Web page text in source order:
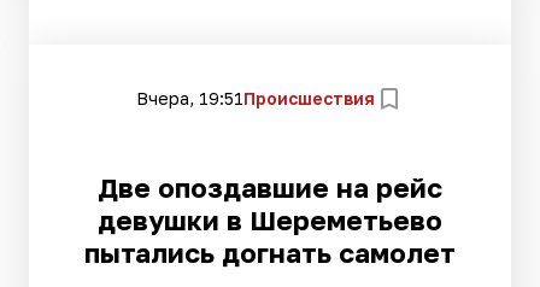
Вчера, 19:51Происшествия
Две опоздавшие на рейс
девушки в Шереметьево
пытались догнать самолет